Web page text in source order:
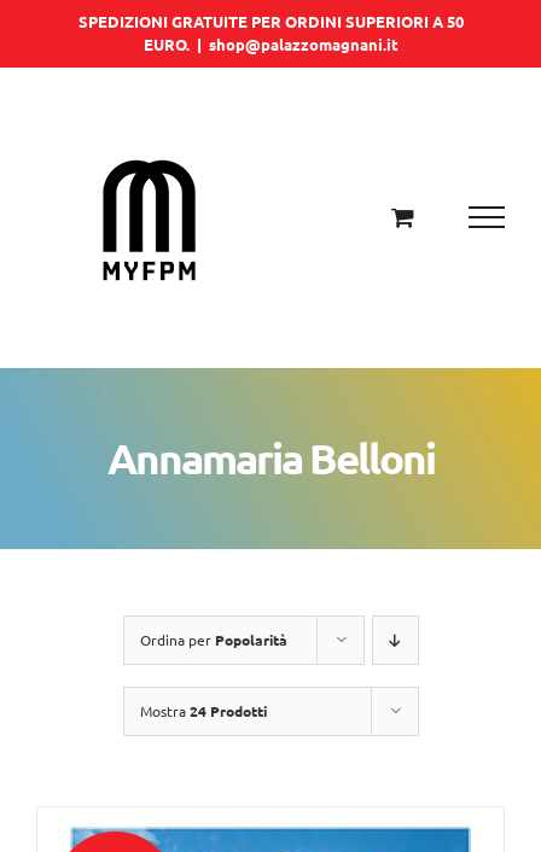
SPEDIZIONI GRATUITE PER ORDINI SUPERIORI A 50
EURO. | shop@palazzomagnani.it
Annamaria Belloni
Ordina per Popolarità
Mostra24 Prodotti